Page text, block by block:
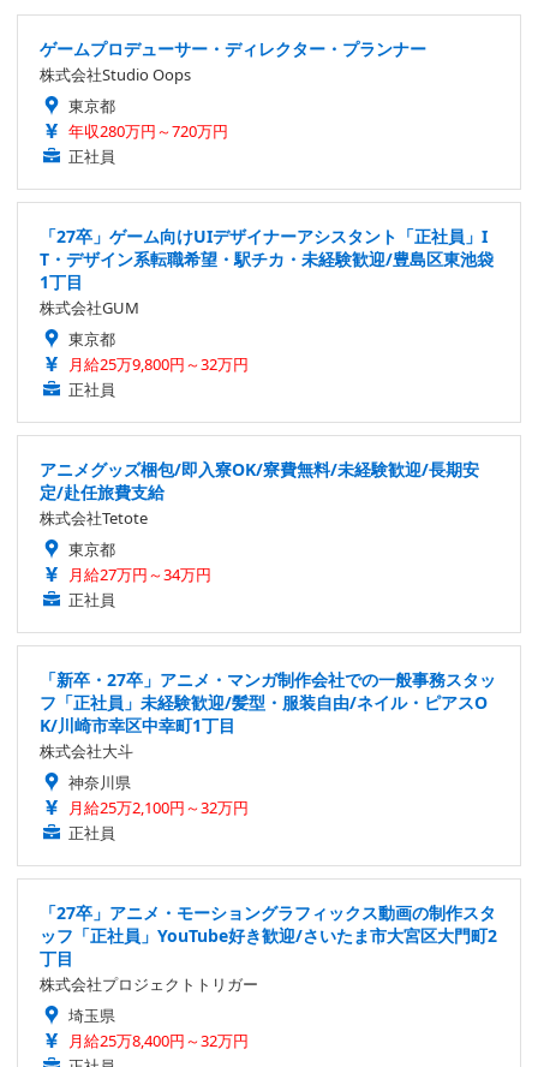
ゲームプロデューサー・ディレクター・プランナー
株式会社Studio Oops
東京都
年収280万円～720万円
正社員
「27卒」ゲーム向けUIデザイナーアシスタント「正社員」I
T・デザイン系転職希望・駅チカ・未経験歓迎/豊島区東池袋
1丁目
株式会社GUM
東京都
月給25万9,800円～32万円
正社員
アニメグッズ梱包/即入寮OK/寮費無料/未経験歓迎/長期安
定/赴任旅費支給
株式会社Tetote
東京都
月給27万円～34万円
正社員
「新卒・27卒」アニメ・マンガ制作会社での一般事務スタッ
フ「正社員」未経験歓迎/髪型・服装自由/ネイル・ピアスO
K/川崎市幸区中幸町1丁目
株式会社大斗
神奈川県
月給25万2,100円～32万円
正社員
「27卒」アニメ・モーショングラフィックス動画の制作スタ
ッフ「正社員」YouTube好き歓迎/さいたま市大宮区大門町2
丁目
株式会社プロジェクトトリガー
埼玉県
月給25万8,400円～32万円